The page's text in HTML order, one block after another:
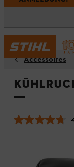
Accessoires